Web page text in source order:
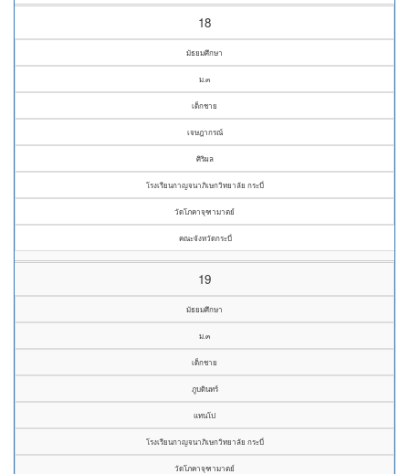
18
มัธยมศึกษา
ม.๓
เด็กชาย
เจษฎากรณ์
ศิริผล
โรงเรียนกาญจนาภิเษกวิทยาลัย กระบี่
วัดโภคาจุฑามาตย์
คณะจังหวัดกระบี่
19
มัธยมศึกษา
ม.๓
เด็กชาย
ภูบดินทร์
แทนโป
โรงเรียนกาญจนาภิเษกวิทยาลัย กระบี่
วัดโภคาจุฑามาตย์